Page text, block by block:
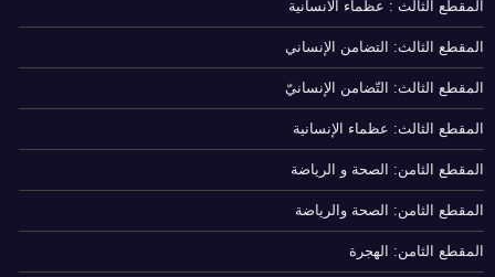
المقطع الثالث : عظماء الانسانية
المقطع الثالث: التضامن الإنساني
المقطع الثالث: التّضامن الإنسانيّ
المقطع الثالث: عظماء الإنسانية
المقطع الثامن: الصحة و الرياضة
المقطع الثامن: الصحة والرياضة
المقطع الثامن: الهجرة